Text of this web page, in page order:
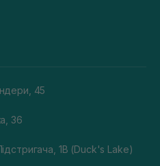
45
36
1В (Duck's Lake)